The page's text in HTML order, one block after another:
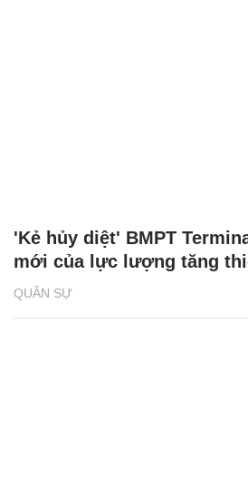
QUÂN SỰ
'Kẻ hủy diệt' BMPT
mới của lực lượng tăng